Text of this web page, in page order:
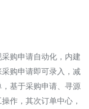
采购申请自动化，内建
购申请即可录入，减
基于采购申请、寻源
作，其次订单中心，